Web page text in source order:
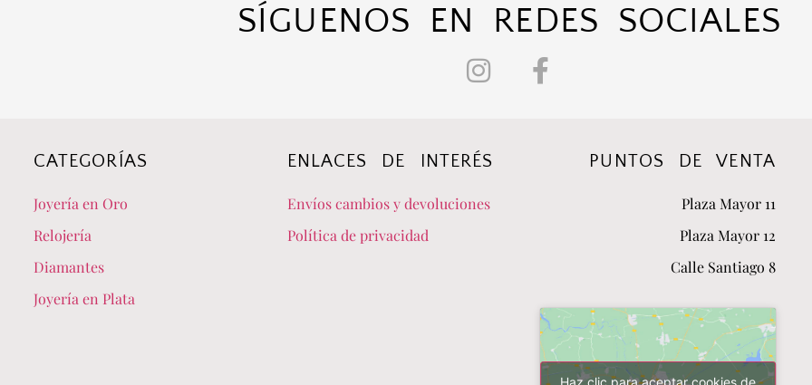
SÍGUENOS EN REDES SOCIALES
CATEGORÍAS
Joyería en Oro
Relojería
Diamantes
Joyería en Plata
ENLACES DE INTERÉS
Envíos cambios y devoluciones
Política de privacidad
PUNTOS DE VENTA
Plaza Mayor 11
Plaza Mayor 12
Calle Santiago 8